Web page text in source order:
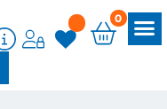
0